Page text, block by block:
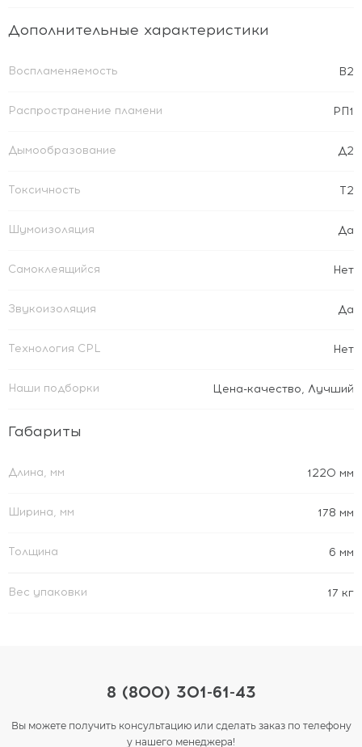
Дополнительные характеристики
Воспламеняемость В2
Распространение пламени РП1
Дымообразование Д2
Токсичность Т2
Шумоизоляция Да
Самоклеящийся Нет
Звукоизоляция Да
Технология CPL Нет
Наши подборки Цена-качество, Лучший
Габариты
Длина, мм 1220 мм
Ширина, мм 178 мм
Толщина 6 мм
Вес упаковки 17 кг
8 (800) 301-61-43
Вы можете получить консультацию или сделать заказ по телефону
у нашего менеджера!